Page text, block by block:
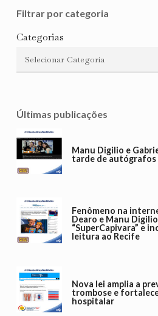
Filtrar por categoria
Categorias
Últimas publicações
Manu Digilio e
tarde de autógrafos
Fenômeno na
Dearo e Manu
“SuperCapivara” e
leitura ao Recife
Nova lei amplia a
trombose e
hospitalar